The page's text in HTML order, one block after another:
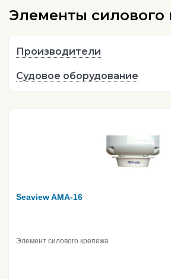
Элементы силового
Производители
Судовое оборудование
Seaview AMA-16
Элемент силового крепежа